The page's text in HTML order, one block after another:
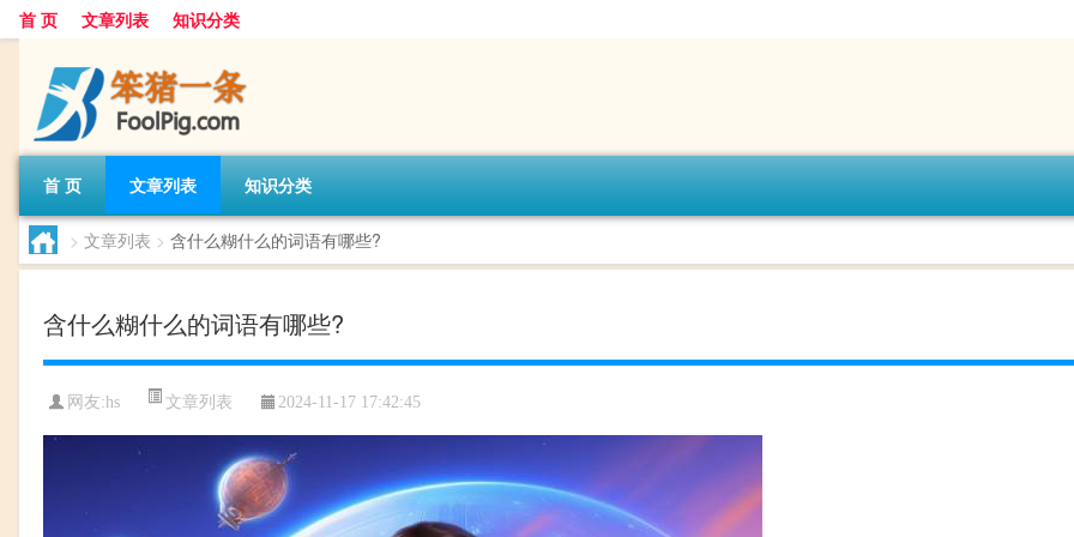
首 页 文章列表 知识分类
首 页 文章列表 知识分类
> 文章列表 > 含什么糊什么的词语有哪些?
含什么糊什么的词语有哪些?
网友:hs 文章列表 2024-11-17 17:42:45